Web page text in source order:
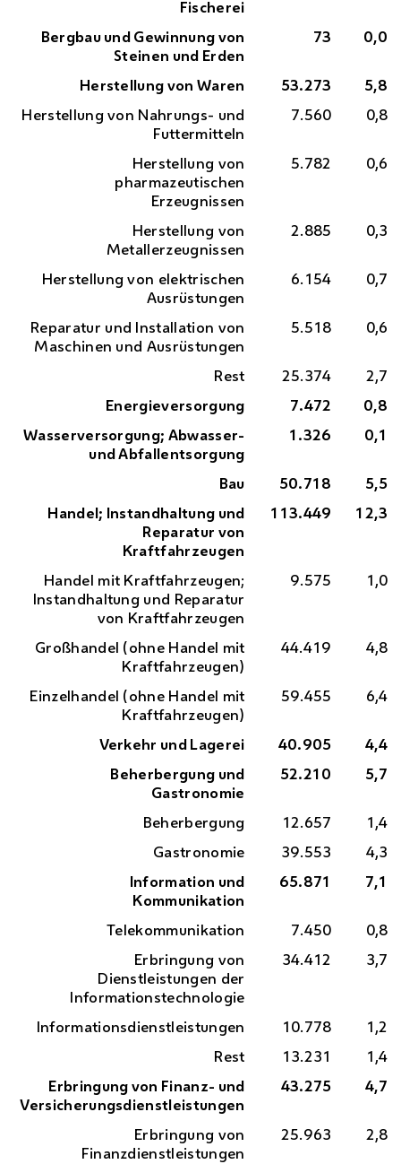
Fischerei
Bergbau und Gewinnung von
Steinen und Erden
73 0,0
Herstellung von Waren 53.273
5,8
Herstellung von Nahrungs- und
Futtermitteln
7.560 0,8
Herstellung von
pharmazeutischen
Erzeugnissen
5.782 0,6
Herstellung von
Metallerzeugnissen
2.885 0,3
Herstellung von elektrischen
Ausrüstungen
6.154 0,7
Reparatur und Installation von
Maschinen und Ausrüstungen
5.518 0,6
Rest 25.374
2,7
Energieversorgung
7.472
0,8
Wasserversorgung; Abwasser-
und Abfallentsorgung
1.326 0,1
Bau 50.718
5,5
Handel; Instandhaltung und
Reparatur von
Kraftfahrzeugen
113.449 12,3
Handel mit Kraftfahrzeugen;
Instandhaltung und Reparatur
von Kraftfahrzeugen
9.575 1,0
Großhandel (ohne Handel mit
Kraftfahrzeugen)
44.419 4,8
Einzelhandel (ohne Handel mit
Kraftfahrzeugen)
59.455 6,4
Verkehr und Lagerei 40.905
4,4
Beherbergung und
Gastronomie
52.210 5,7
Beherbergung 12.657
1,4
Gastronomie
39.553
4,3
Information und
Kommunikation
65.871 7,1
Telekommunikation 7.450
0,8
Erbringung von
Dienstleistungen der
Informationstechnologie
34.412 3,7
Informationsdienstleistungen 10.778
1,2
Rest
13.231
1,4
Erbringung von Finanz- und
Versicherungsdienstleistungen
43.275 4,7
Erbringung von
Finanzdienstleistungen
25.963 2,8